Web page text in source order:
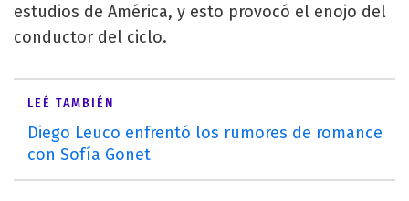
estudios de América, y esto provocó el enojo del
conductor del ciclo.
LEÉ TAMBIÉN
Diego Leuco enfrentó los rumores de romance
con Sofía Gonet